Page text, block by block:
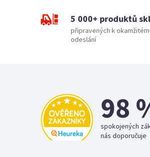
5 000+ produktů
připravených k
odeslání
98
spokojených
nás doporučuje